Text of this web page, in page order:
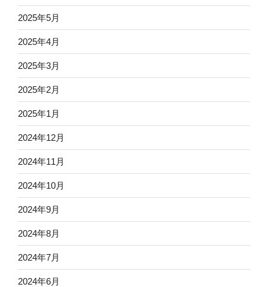
2025年5月
2025年4月
2025年3月
2025年2月
2025年1月
2024年12月
2024年11月
2024年10月
2024年9月
2024年8月
2024年7月
2024年6月